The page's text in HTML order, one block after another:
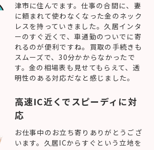
津市に住んでます。仕事の合間に、妻
に頼まれて使わなくなった金のネック
レスを持っていきました。久居インタ
ーのすぐ近くで、車通勤のついでに寄
れるのが便利ですね。買取の手続きも
スムーズで、30分かからなかったで
す。金の相場表も見せてもらえて、透
明性のある対応だなと感じました。
高速IC近くでスピーディに対
応
お仕事中のお立ち寄りありがとうござ
います。久居ICからすぐという立地を